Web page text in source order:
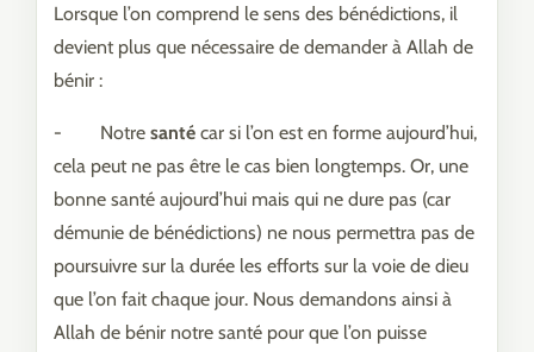
Lorsque l’on comprend le sens des bénédictions, il
devient plus que nécessaire de demander à Allah de
bénir :
- Notre santé car si l’on est en forme aujourd’hui,
cela peut ne pas être le cas bien longtemps. Or, une
bonne santé aujourd’hui mais qui ne dure pas (car
démunie de bénédictions) ne nous permettra pas de
poursuivre sur la durée les efforts sur la voie de dieu
que l’on fait chaque jour. Nous demandons ainsi à
Allah de bénir notre santé pour que l’on puisse